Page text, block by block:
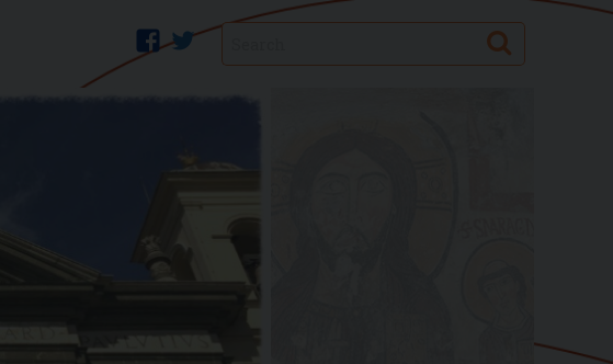
twitter
facebook Search